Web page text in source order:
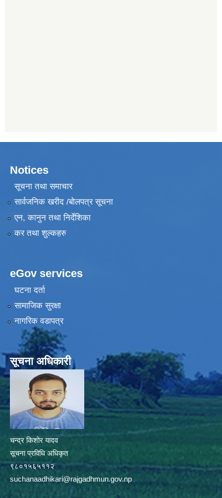
Notices
सूचना तथा समाचार
सार्वजनिक खरीद /बोलपत्र सूचना
एन, कानुन तथा निर्देशिका
कर तथा शुल्कहरु
eGov services
घटना दर्ता
सामाजिक सुरक्षा
नागरिक वडापत्र
सूचना अधिकारी
चन्द्र किशोर यादव
सूचना प्रविधि अधिकृत
९८०१५६५११२
suchanaadhikari@rajgadhmun.gov.np